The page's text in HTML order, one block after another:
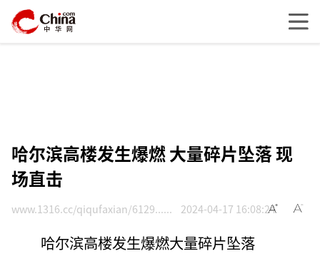
哈尔滨高楼发生爆燃 大量碎片坠落 现
场直击
www.1316.cc/qiqufaxian/6129...... 2024-04-17 16:08:24
哈尔滨高楼发生爆燃大量碎片坠落